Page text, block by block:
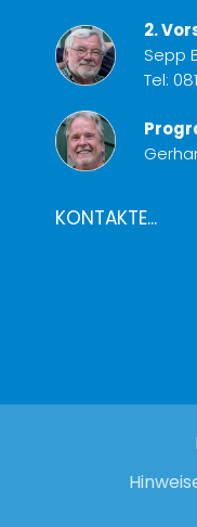
2.
Sepp
Tel:
KONTAKTE...